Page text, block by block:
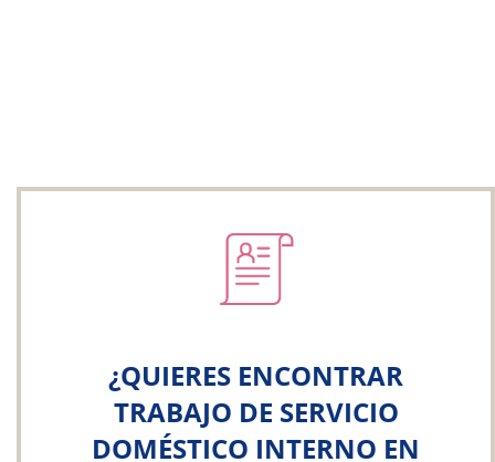
¿QUIERES ENCONTRAR
TRABAJO DE SERVICIO
DOMÉSTICO INTERNO EN